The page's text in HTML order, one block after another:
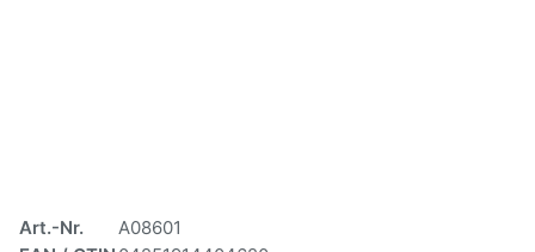
Art.-Nr.
A08601